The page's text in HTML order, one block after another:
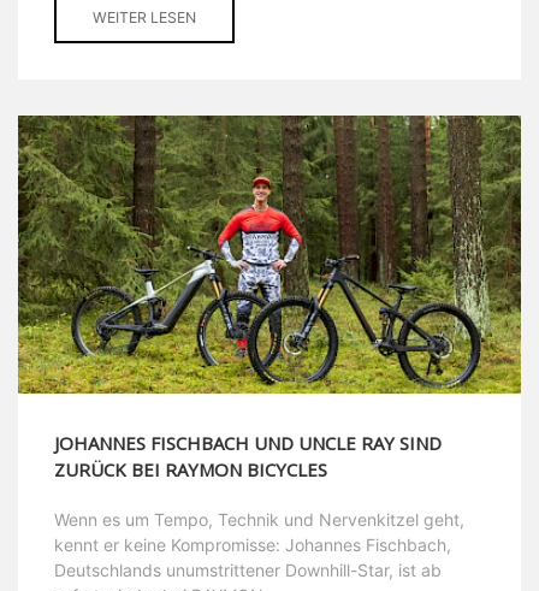
WEITER LESEN
JOHANNES FISCHBACH UND UNCLE RAY SIND
ZURÜCK BEI RAYMON BICYCLES
Wenn es um Tempo, Technik und Nervenkitzel geht,
kennt er keine Kompromisse: Johannes Fischbach,
Deutschlands unumstrittener Downhill-Star, ist ab